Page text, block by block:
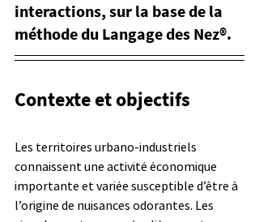
interactions, sur la base de la
méthode du Langage des Nez®.
Contexte et objectifs
Les territoires urbano-industriels
connaissent une activité économique
importante et variée susceptible d’être à
l’origine de nuisances odorantes. Les